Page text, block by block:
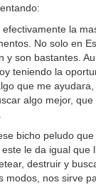
efectivamente la
No solo en
y son bastantes.
teniendo la
que me
algo mejor,
bicho peludo
le da igual que
destruir y
modos, nos sirve